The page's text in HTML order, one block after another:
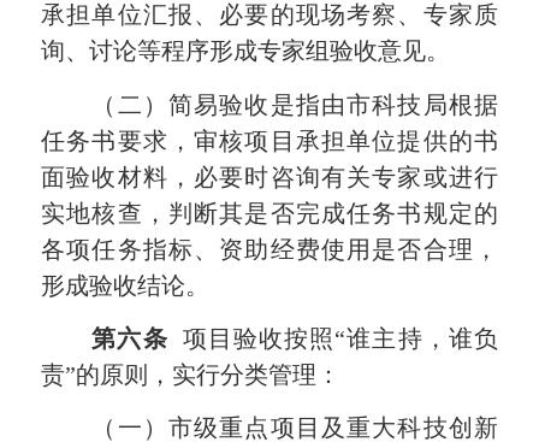
承担单位汇报、必要的现场考察、专家质
询、讨论等程序形成专家组验收意见。
（二）简易验收是指由市科技局根据
任务书要求，审核项目承担单位提供的书
面验收材料，必要时咨询有关专家或进行
实地核查，判断其是否完成任务书规定的
各项任务指标、资助经费使用是否合理，
形成验收结论。
第六条 项目验收按照“谁主持，谁负
责”的原则，实行分类管理：
（一）市级重点项目及重大科技创新